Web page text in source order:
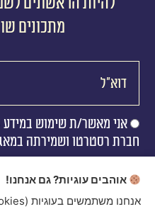
מתכונים
אני מאשר/ת שימוש
חברת רסטרטו ושמירתה
אוהבים עוגיות? גם אנחנו!